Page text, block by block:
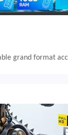
grand format